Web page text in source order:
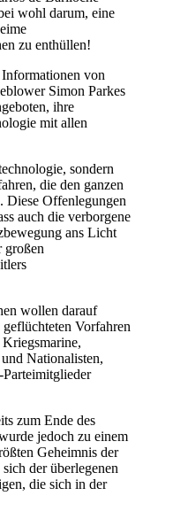
wohl darum, eine
zu enthüllen!
von
Simon Parkes
ihre
mit allen
sondern
die den ganzen
Diese Offenlegungen
auch die verborgene
ans Licht
großen
wollen darauf
Vorfahren
Nationalisten,
zum Ende des
jedoch zu einem
Geheimnis der
der überlegenen
die sich in der